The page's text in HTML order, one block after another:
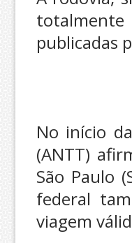
publicadas
No início
(ANTT)
São Paulo
federal
viagem